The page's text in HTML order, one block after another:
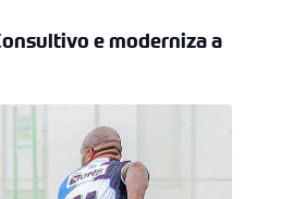
e moderniza a